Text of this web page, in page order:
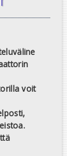
voit